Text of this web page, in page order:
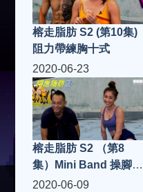
榕走脂肪 S2 (第10集)
阻力帶練胸十式
2020-06-23
榕走脂肪 S2 （第8
集）Mini Band 操腳十
式
2020-06-09